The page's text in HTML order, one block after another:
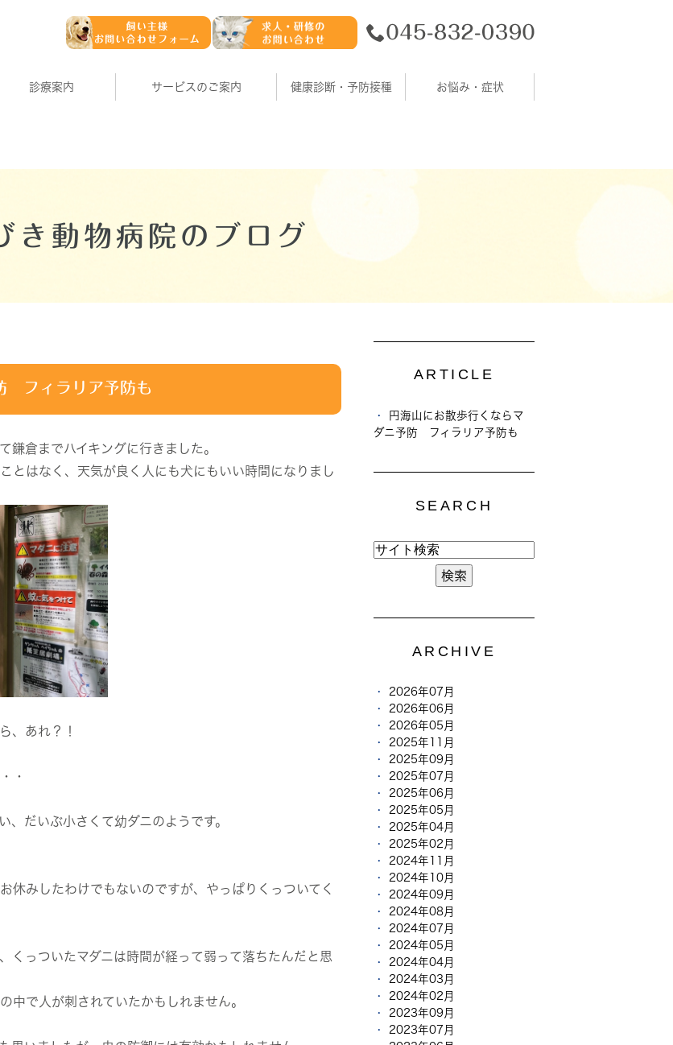
診療案内 サービスのご案内 健康診断・予防接種 お悩み・症状
き動物病院のブログ
フィラリア予防も
鎌倉までハイキングに行きました。
とはなく、天気が良く人にも犬にもいい時間になりまし
、あれ？！
・
、だいぶ小さくて幼ダニのようです。
休みしたわけでもないのですが、やっぱりくっついてく
くっついたマダニは時間が経って弱って落ちたんだと思
中で人が刺されていたかもしれません。
ARTICLE
円海山にお散歩行くならマ
ダニ予防 フィラリア予防も
SEARCH
ARCHIVE
2026年07月
2026年06月
2026年05月
2025年11月
2025年09月
2025年07月
2025年06月
2025年05月
2025年04月
2025年02月
2024年11月
2024年10月
2024年09月
2024年08月
2024年07月
2024年05月
2024年04月
2024年03月
2024年02月
2023年09月
2023年07月